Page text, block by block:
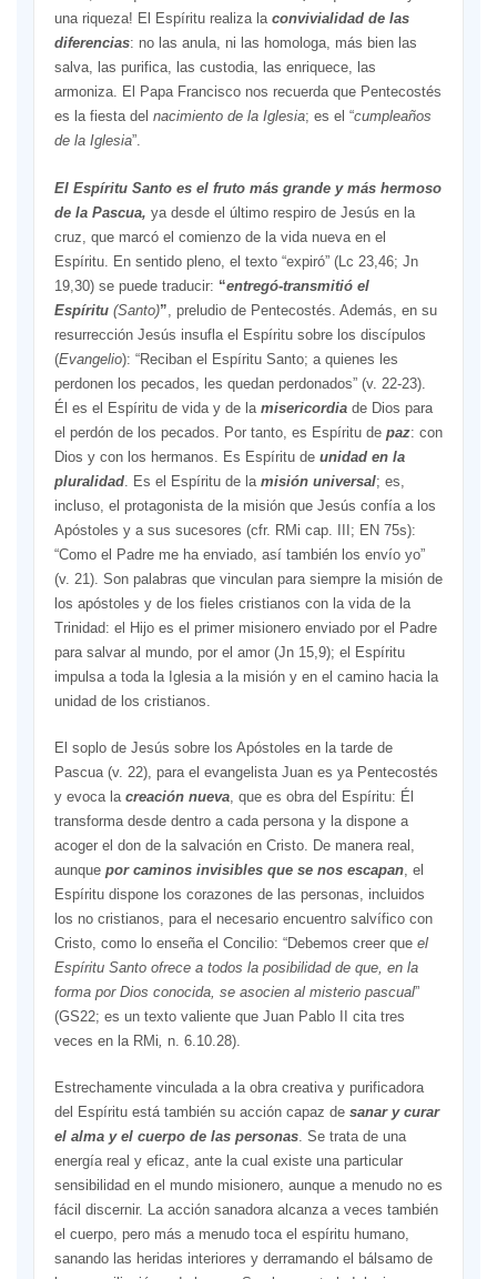
una riqueza! El Espíritu realiza la convivialidad de las
diferencias: no las anula, ni las homologa, más bien las
salva, las purifica, las custodia, las enriquece, las
armoniza. El Papa Francisco nos recuerda que Pentecostés
es la fiesta del nacimiento de la Iglesia; es el “cumpleaños
de la Iglesia”.
El Espíritu Santo es el fruto más grande y más hermoso
de la Pascua, ya desde el último respiro de Jesús en la
cruz, que marcó el comienzo de la vida nueva en el
Espíritu. En sentido pleno, el texto “expiró” (Lc 23,46; Jn
19,30) se puede traducir: “entregó-transmitió el
Espíritu (Santo)” , preludio de Pentecostés. Además, en su
resurrección Jesús insufla el Espíritu sobre los discípulos
(Evangelio): “Reciban el Espíritu Santo; a quienes les
perdonen los pecados, les quedan perdonados” (v. 22-23).
Él es el Espíritu de vida y de la misericordiade Dios para
el perdón de los pecados. Por tanto, es Espíritu de paz: con
Dios y con los hermanos. Es Espíritu de unidad en la
pluralidad. Es el Espíritu de la misión universal; es,
incluso, el protagonista de la misión que Jesús confía a los
Apóstoles y a sus sucesores (cfr. RMi cap. III; EN 75s):
“Como el Padre me ha enviado, así también los envío yo”
(v. 21). Son palabras que vinculan para siempre la misión de
los apóstoles y de los fieles cristianos con la vida de la
Trinidad: el Hijo es el primer misionero enviado por el Padre
para salvar al mundo, por el amor (Jn 15,9); el Espíritu
impulsa a toda la Iglesia a la misión y en el camino hacia la
unidad de los cristianos.
El soplo de Jesús sobre los Apóstoles en la tarde de
Pascua (v. 22), para el evangelista Juan es ya Pentecostés
y evoca la creación nueva, que es obra del Espíritu: Él
transforma desde dentro a cada persona y la dispone a
acoger el don de la salvación en Cristo. De manera real,
aunque por caminos invisibles que se nos escapan, el
Espíritu dispone los corazones de las personas, incluidos
los no cristianos, para el necesario encuentro salvífico con
Cristo, como lo enseña el Concilio: “Debemos creer que el
Espíritu Santo ofrece a todos la posibilidad de que, en la
forma por Dios conocida, se asocien al misterio pascual”
(GS22; es un texto valiente que Juan Pablo II cita tres
veces en la RMi
n. 6.10.28).
Estrechamente vinculada a la obra creativa y purificadora
del Espíritu está también su acción capaz de sanar y curar
el alma y el cuerpo de las personas. Se trata de una
energía real y eficaz, ante la cual existe una particular
sensibilidad en el mundo misionero, aunque a menudo no es
fácil discernir. La acción sanadora alcanza a veces también
el cuerpo, pero más a menudo toca el espíritu humano,
sanando las heridas interiores y derramando el bálsamo de